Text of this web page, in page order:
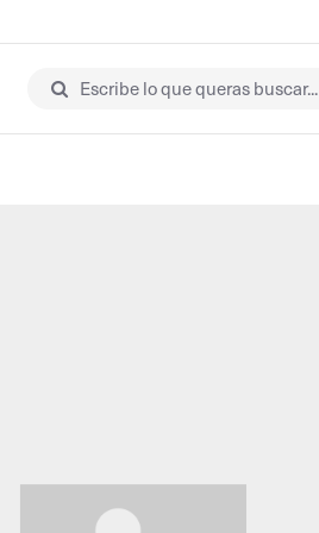
Escribe lo que queras buscar...